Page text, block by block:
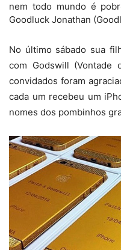
nem todo mundo é
Goodluck Jonathan
No último sábado sua
com Godswill
convidados foram
cada um recebeu um
nomes dos pombinhos